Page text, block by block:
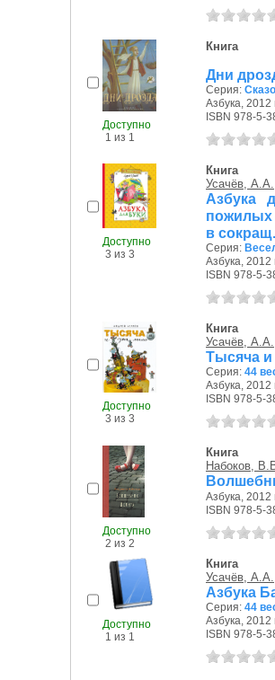
Доступно
1 из 1
Книга
Дни
Серия:
Азбука, 2012
ISBN 978-5-
Доступно
3 из 3
Книга
Усачёв, А.А.
Азбука
пожилых
в сокращ.
Серия:
Азбука, 2012
ISBN 978-5-
Доступно
3 из 3
Книга
Усачёв, А.А.
Тысяча
Серия: 44
Азбука, 2012
ISBN 978-5-
Доступно
2 из 2
Книга
Набоков,
Азбука, 2012
ISBN 978-5-
Доступно
1 из 1
Книга
Усачёв, А.А.
Азбука
Серия: 44
Азбука, 2012
ISBN 978-5-